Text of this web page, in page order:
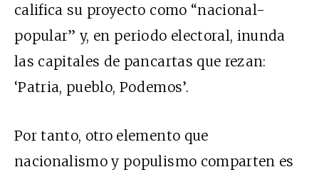
califica su proyecto como “nacional-
popular” y, en periodo electoral, inunda
las capitales de pancartas que rezan:
‘Patria, pueblo, Podemos’.
Por tanto, otro elemento que
nacionalismo y populismo comparten es